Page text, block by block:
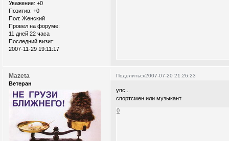
Уважение: +0
Позитив: +0
Пол: Женский
Провел на форуме:
11 дней 22 часа
Последний визит:
2007-11-29 19:11:17
Поделиться2007-07-20 21:26:23
Mazeta
Ветеран
упс...
спортсмен или музыкант
0